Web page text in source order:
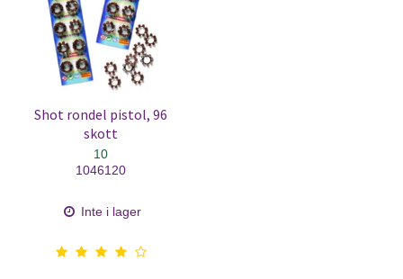
Shot rondel pistol, 96
skott
10
1046120
Inte i lager